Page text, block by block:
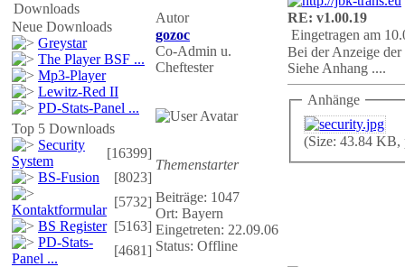
Downloads
Neue Downloads
Greystar
The Player BSF ...
Mp3-Player
Lewitz-Red II
PD-Stats-Panel ...
Top 5 Downloads
Security
System
[16399]
BS-Fusion
[8023]
Kontaktformular
[5732]
BS Register [5163]
PD-Stats-
Panel ...
[4681]
Autor
RE: v1.00.19
gozoc
Co-Admin u.
Cheftester
Themenstarter
Beiträge: 1047
Ort: Bayern
Eingetreten: 22.09.06
Status: Offline
Eingetragen am
Bei der Anzeige
Siehe Anhang ....
Anhänge
(Size: 43.84 KB,